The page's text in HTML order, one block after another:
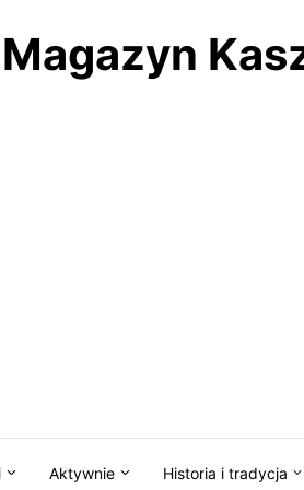
Magazyn
Aktywnie Historia i tradycja